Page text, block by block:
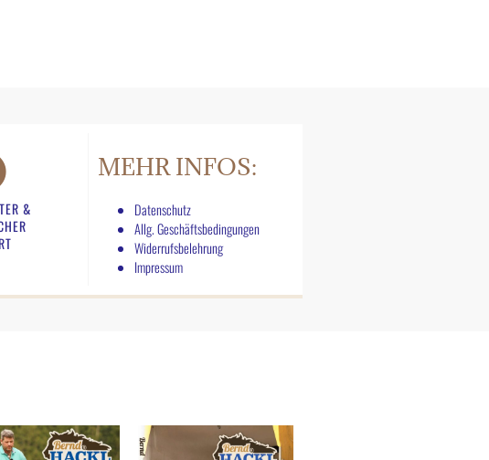
&
MEHR INFOS:
Datenschutz
Allg. Geschäftsbedingungen
Widerrufsbelehrung
Impressum